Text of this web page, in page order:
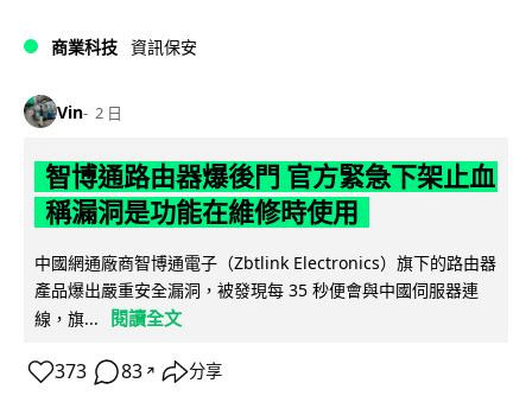
商業科技 資訊保安
Vin 2 日
智博通路由器爆後門 官方緊急下架止血
稱漏洞是功能在維修時使用
中國網通廠商智博通電子（Zbtlink Electronics）旗下的路由器
產品爆出嚴重安全漏洞，被發現每 35 秒便會與中國伺服器連
線，旗...
閱讀全文
373 83 ↗ 分享